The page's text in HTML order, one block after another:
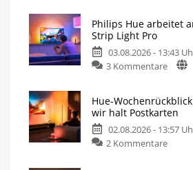
Philips Hue arbeitet
Strip Light Pro
03.08.2026 - 13:43
3 Kommentare
Hue-
wir halt Postkarten
02.08.2026 - 13:57
2 Kommentare